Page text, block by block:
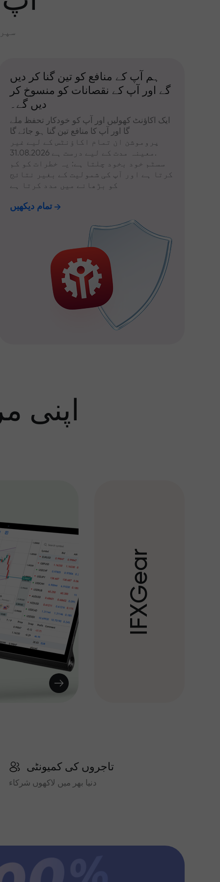
ہم آپ کے منافع کو تین گنا کر دیں
گے اور آپ کے نقصانات کو منسوخ کر
دیں گے۔
ایک اکاؤنٹ کھولیں اور آپ کو خودکار تحفظ ملے
گا اور آپ کا منافع تین گنا ہو جائے گا
پروموشن ان تمام اکاؤنٹس کے لیے غیر
معینہ مدت کے لیے درست ہے 31.08.2026.
سسٹم خود بخود چلتا ہے: یہ خطرات کو کم
کرتا ہے اور آپ کی شمولیت کے بغیر نتائج
کو بڑھانے میں مدد کرتا ہے
تمام دیکھیں
اپنی
I
F
X
G
e
a
r
تاجروں کی کمیونٹی
دنیا بھر میں لاکھوں شرکاء